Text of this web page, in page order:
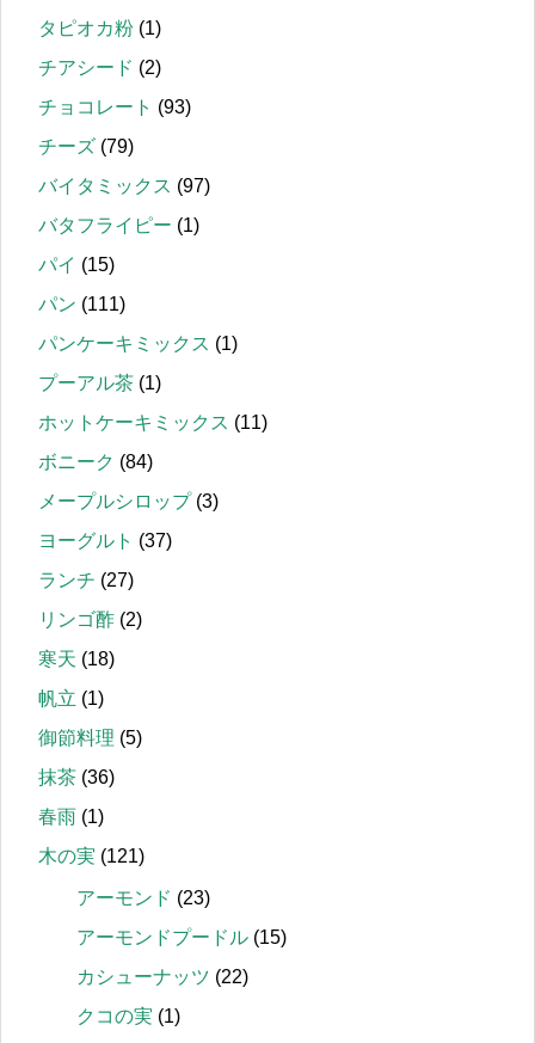
タピオカ粉 (1)
チアシード (2)
チョコレート (93)
チーズ (79)
バイタミックス (97)
バタフライピー (1)
パイ (15)
パン (111)
パンケーキミックス (1)
プーアル茶 (1)
ホットケーキミックス (11)
ボニーク (84)
メープルシロップ(3)
ヨーグルト (37)
ランチ (27)
リンゴ酢 (2)
寒天 (18)
帆立 (1)
御節料理 (5)
抹茶 (36)
春雨 (1)
木の実 (121)
アーモンド (23)
アーモンドプードル (15)
カシューナッツ (22)
クコの実 (1)